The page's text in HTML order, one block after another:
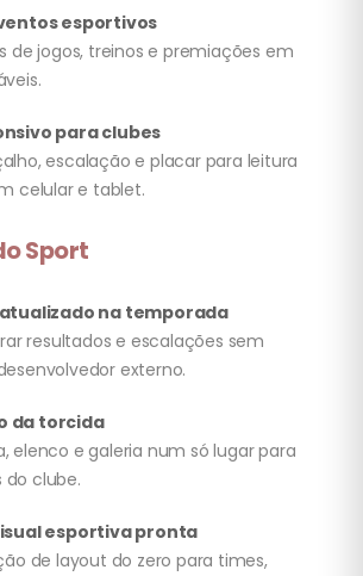
esportivos
de jogos, treinos e premiações em
para clubes
escalação e placar para leitura
celular e tablet.
Sport
na temporada
resultados e escalações sem
externo.
da torcida
elenco e galeria num só lugar para
do clube.
esportiva pronta
de layout do zero para times,